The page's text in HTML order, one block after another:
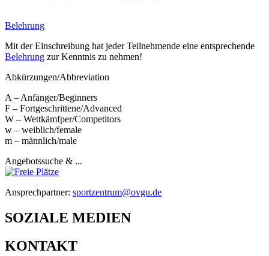
Belehrung
Mit der Einschreibung hat jeder Teilnehmende eine entsprechende
Belehrung zur Kenntnis zu nehmen!
Abkürzungen/Abbreviation
A – Anfänger/Beginners
F – Fortgeschrittene/Advanced
W – Wettkämfper/Competitors
w – weiblich/female
m – männlich/male
Angebotssuche & ...
Ansprechpartner: sportzentrum@ovgu.de
SOZIALE MEDIEN
KONTAKT